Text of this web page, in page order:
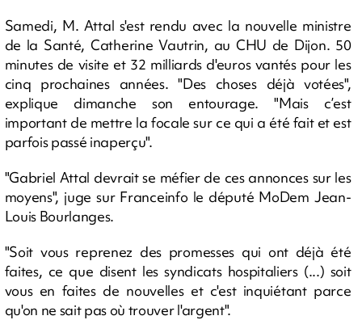
Samedi, M. Attal s'est rendu avec la nouvelle ministre
de la Santé, Catherine Vautrin, au CHU de Dijon. 50
minutes de visite et 32 milliards d'euros vantés pour les
cinq prochaines années. "Des choses déjà votées",
explique dimanche son entourage. "Mais c’est
important de mettre la focale sur ce qui a été fait et est
parfois passé inaperçu".
"Gabriel Attal devrait se méfier de ces annonces sur les
moyens", juge sur Franceinfo le député MoDem Jean-
Louis Bourlanges.
"Soit vous reprenez des promesses qui ont déjà été
faites, ce que disent les syndicats hospitaliers (...) soit
vous en faites de nouvelles et c'est inquiétant parce
qu'on ne sait pas où trouver l'argent".